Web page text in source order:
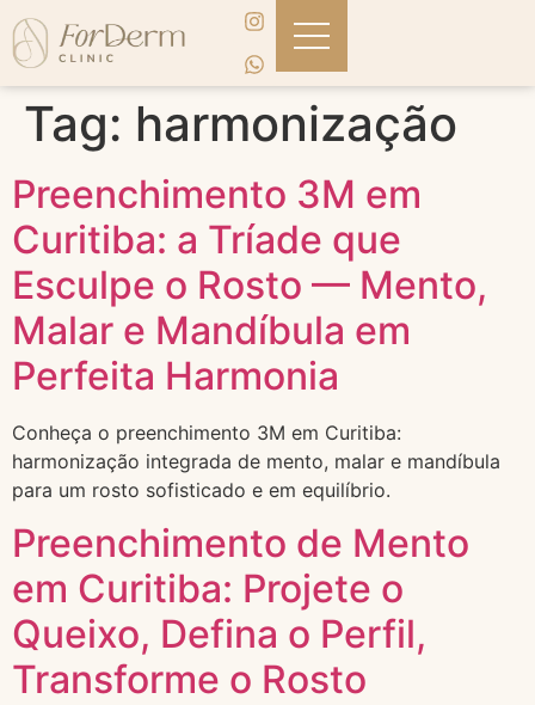
Tag: harmonização
Preenchimento 3M em
Curitiba: a Tríade que
Esculpe o Rosto — Mento,
Malar e Mandíbula em
Perfeita Harmonia
Conheça o preenchimento 3M em Curitiba:
harmonização integrada de mento, malar e mandíbula
para um rosto sofisticado e em equilíbrio.
Preenchimento de Mento
em Curitiba: Projete o
Queixo, Defina o Perfil,
Transforme o Rosto